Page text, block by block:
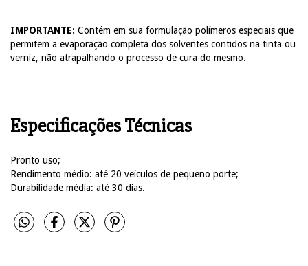
IMPORTANTE: Contém em sua formulação polímeros especiais que
permitem a evaporação completa dos solventes contidos na tinta ou
verniz, não atrapalhando o processo de cura do mesmo.
Especificações Técnicas
Pronto uso;
Rendimento médio: até 20 veículos de pequeno porte;
Durabilidade média: até 30 dias.